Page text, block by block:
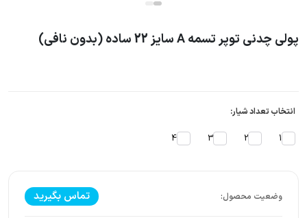
پولی چدنی توپر تسمه A سایز 22 ساده (بدون نافی)
انتخاب تعداد شیار:
1
2
3
4
تماس بگیرید